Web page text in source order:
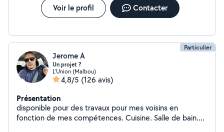
Voir le profil Contacter
Particulier
Jerome A
Un projet ?
L'Union (Malbou)
4,8/5 (126 avis)
Présentation
disponible pour des travaux pour mes voisins en
fonction de mes compétences. Cuisine. Salle de bain.